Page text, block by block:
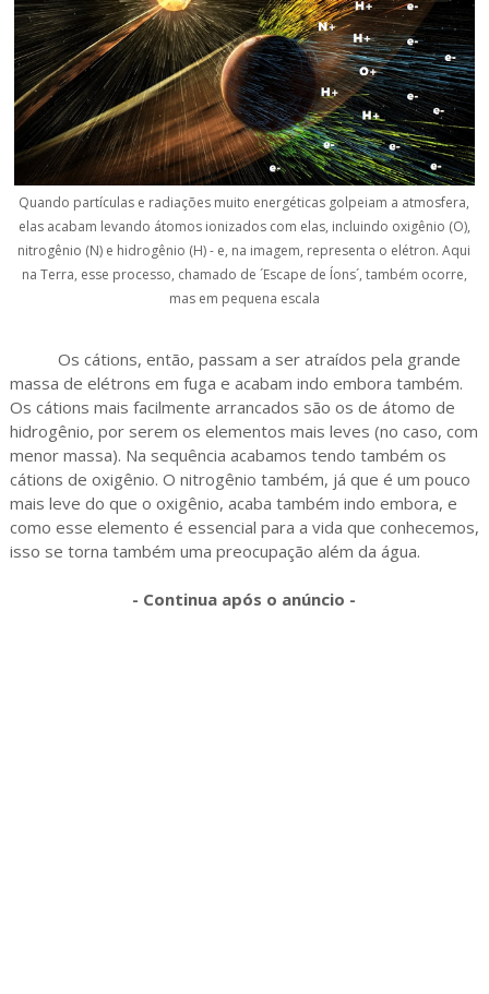
Quando partículas e radiações muito energéticas golpeiam a atmosfera,
elas acabam levando átomos ionizados com elas, incluindo oxigênio (O),
nitrogênio (N) e hidrogênio (H) - e, na imagem, representa o elétron. Aqui
na Terra, esse processo, chamado de ´Escape de Íons´, também ocorre,
mas em pequena escala
Os cátions, então, passam a ser atraídos pela grande
massa de elétrons em fuga e acabam indo embora também.
Os cátions mais facilmente arrancados são os de átomo de
hidrogênio, por serem os elementos mais leves (no caso, com
menor massa). Na sequência acabamos tendo também os
cátions de oxigênio. O nitrogênio também, já que é um pouco
mais leve do que o oxigênio, acaba também indo embora, e
como esse elemento é essencial para a vida que conhecemos,
isso se torna também uma preocupação além da água.
- Continua após o anúncio -